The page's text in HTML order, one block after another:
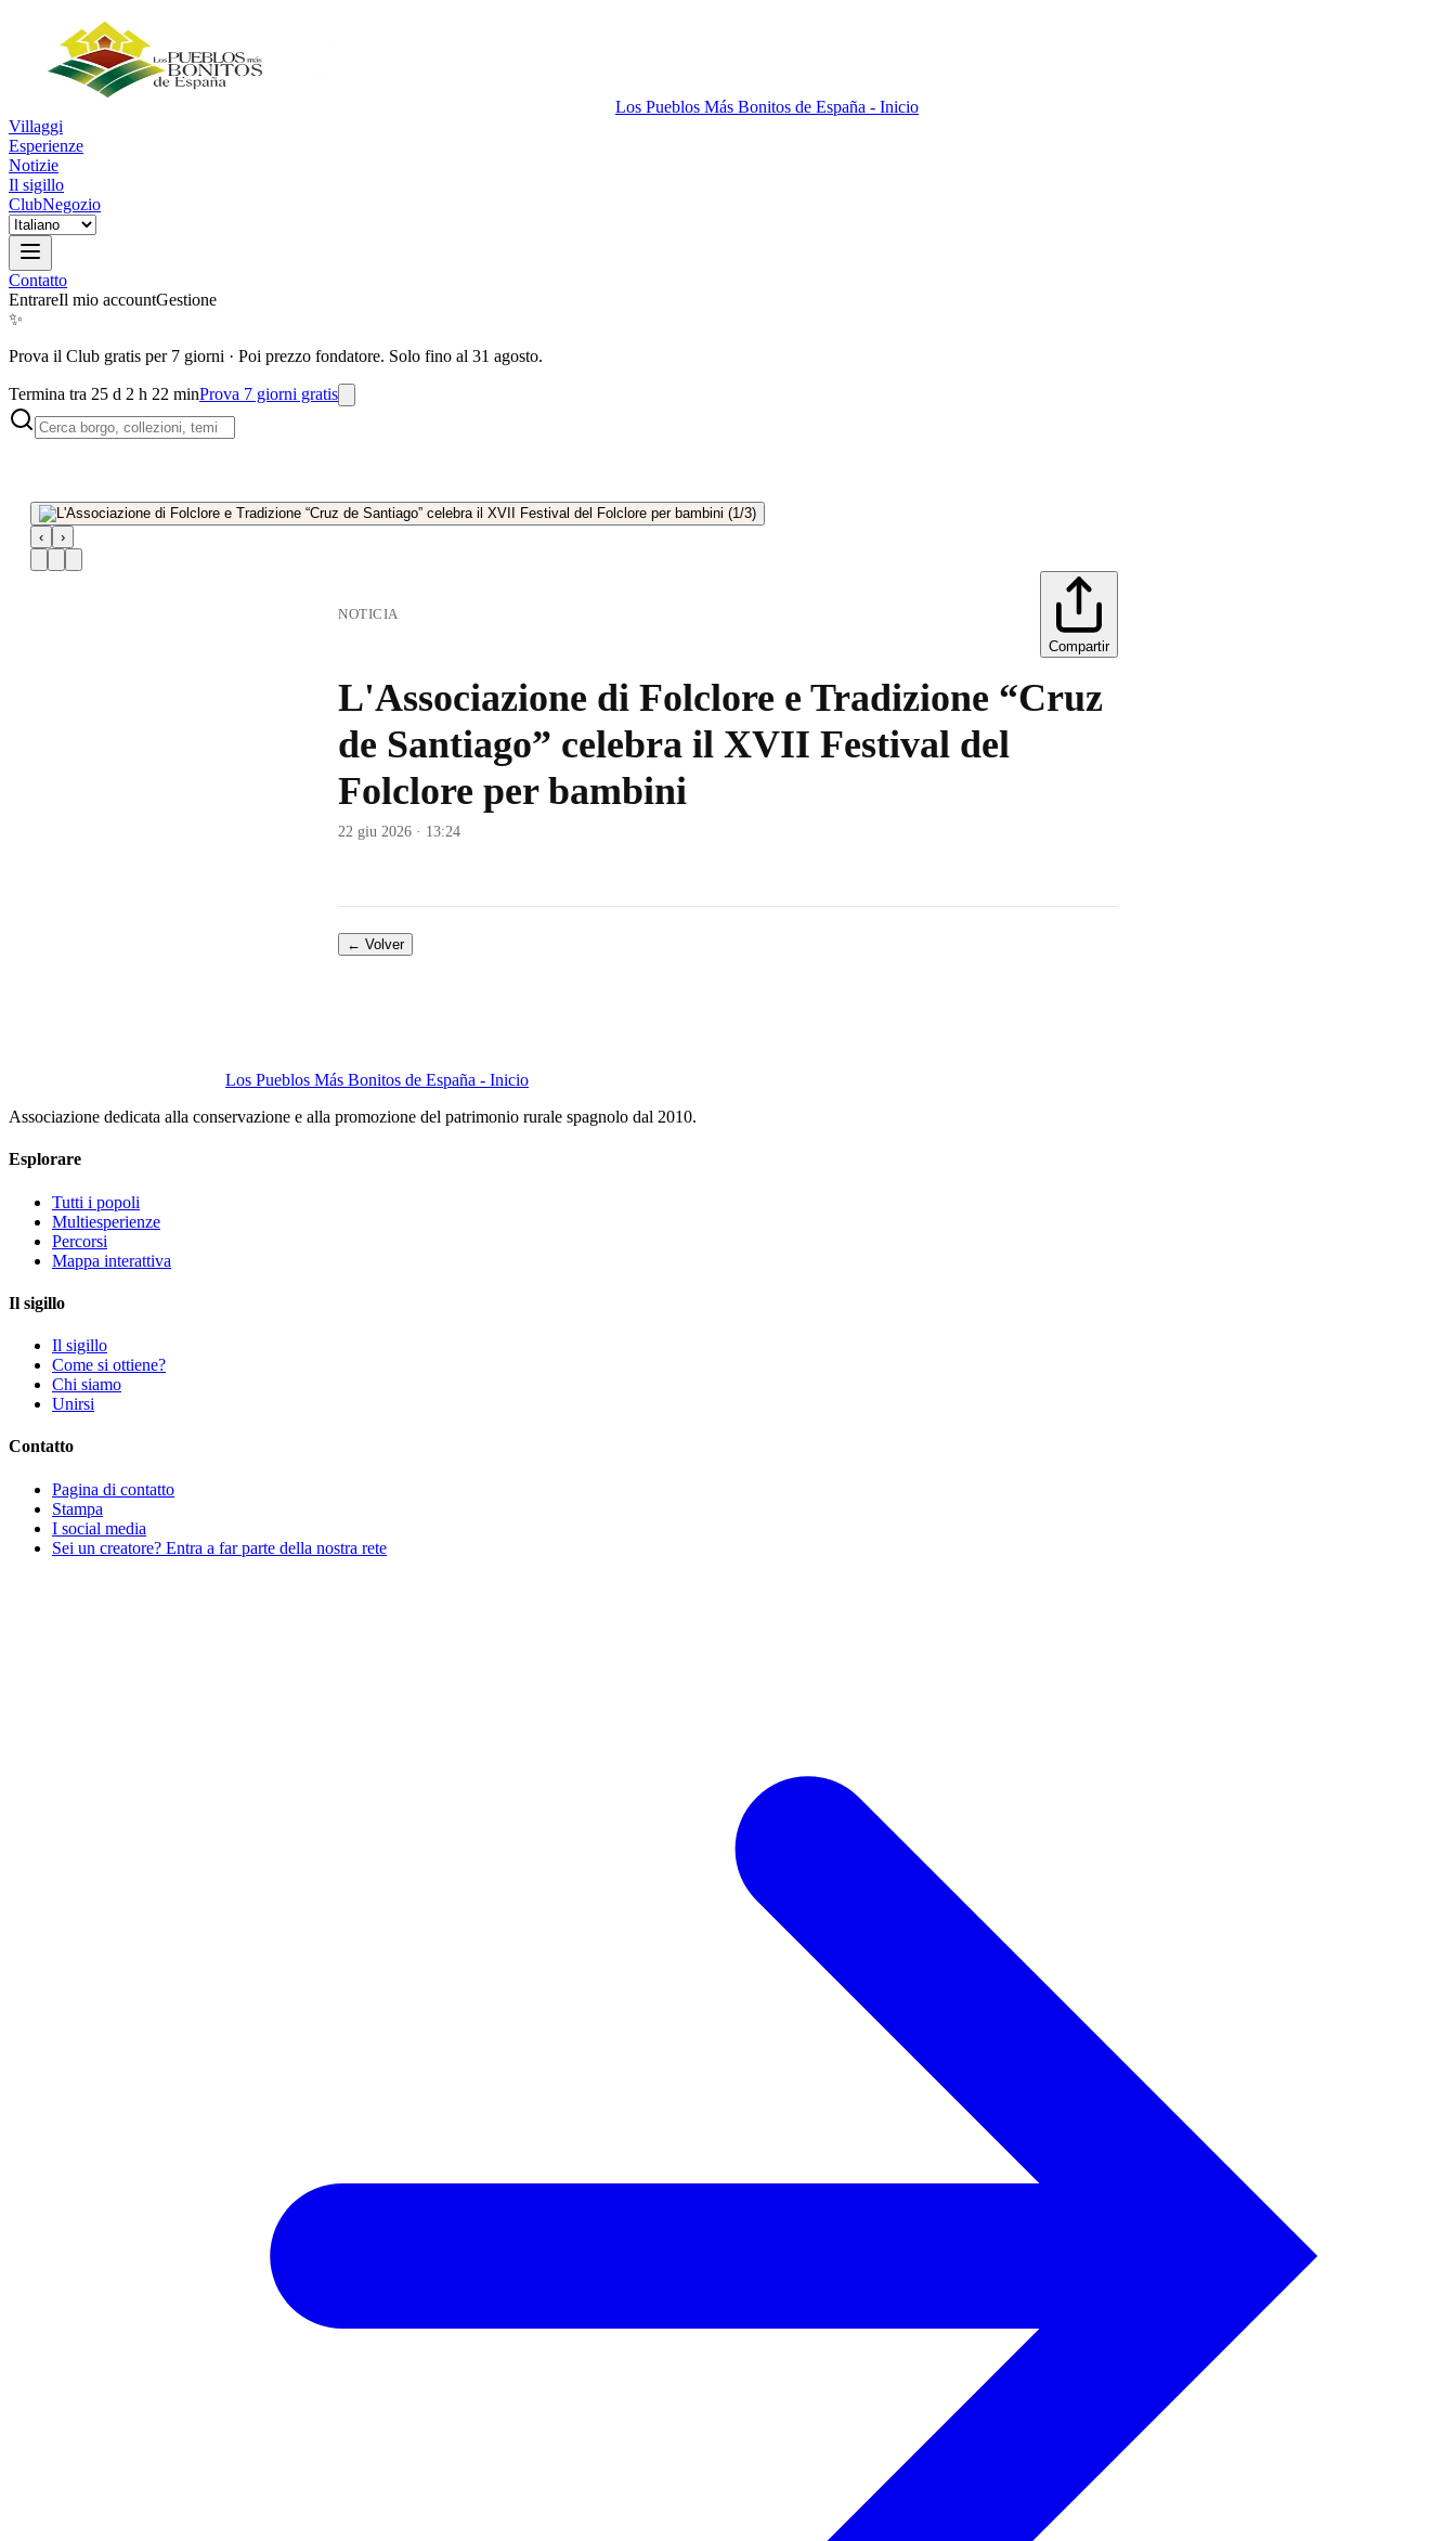
Los Pueblos Más Bonitos de España - Inicio
Villaggi
Esperienze
Notizie
Il sigillo
ClubNegozio
Contatto
EntrareIl mio accountGestione
✨
Prova il Club gratis per 7 giorni · Poi prezzo fondatore. Solo fino al 31 agosto.
Termina tra 25 d 2 h 22 minProva 7 giorni gratis
‹ ›
NOTICIA
Compartir
L'Associazione di Folclore e Tradizione “Cruz
de Santiago” celebra il XVII Festival del
Folclore per bambini
22 giu 2026 · 13:24
← Volver
Los Pueblos Más Bonitos de España - Inicio
Associazione dedicata alla conservazione e alla promozione del patrimonio rurale spagnolo dal 2010.
Esplorare
Tutti i popoli
Multiesperienze
Percorsi
Mappa interattiva
Il sigillo
Il sigillo
Come si ottiene?
Chi siamo
Unirsi
Contatto
Pagina di contatto
Stampa
I social media
Sei un creatore? Entra a far parte della nostra rete